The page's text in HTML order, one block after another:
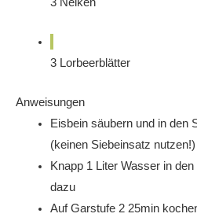
3 Lorbeerblätter
Anweisungen
Eisbein säubern und in den
(keinen Siebeinsatz nutzen!)
Knapp 1 Liter Wasser in
dazu
Auf Garstufe 2 25min